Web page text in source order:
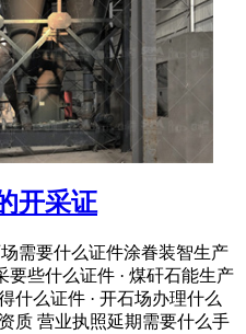
开采证
需要什么证件涂眷装智生产
些什么证件 · 煤矸石能生产
什么证件 · 开石场办理什么
质 营业执照延期需要什么手